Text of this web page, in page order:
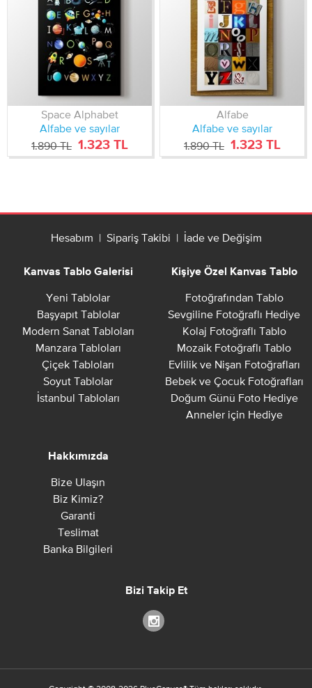
Space Alphabet
Alfabe ve sayılar
1.890 TL 1.323 TL
Alfabe
Alfabe ve sayılar
1.890 TL 1.323 TL
Hesabım | Sipariş Takibi | İade ve Değişim
Kanvas Tablo Galerisi
Yeni Tablolar
Başyapıt Tablolar
Modern Sanat Tabloları
Manzara Tabloları
Çiçek Tabloları
Soyut Tablolar
İstanbul Tabloları
Kişiye Özel Kanvas Tablo
Fotoğrafından Tablo
Sevgiline Fotoğraflı Hediye
Kolaj Fotoğraflı Tablo
Mozaik Fotoğraflı Tablo
Evlilik ve Nişan Fotoğrafları
Bebek ve Çocuk Fotoğrafları
Doğum Günü Foto Hediye
Anneler için Hediye
Hakkımızda
Bize Ulaşın
Biz Kimiz?
Garanti
Teslimat
Banka Bilgileri
Bizi Takip Et